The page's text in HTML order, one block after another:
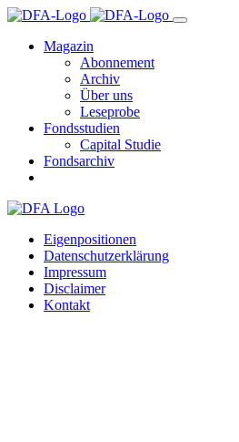
Magazin
Abonnement
Archiv
Über uns
Leseprobe
Fondsstudien
Capital Studie
Fondsarchiv
Eigenpositionen
Datenschutzerklärung
Impressum
Disclaimer
Kontakt